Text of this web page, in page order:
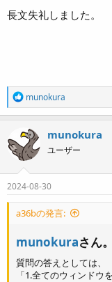
長文失礼しました。
R
e
a
c
t
i
o
n
s
munokura
munokura
ユーザー
2024-08-30
a36bの発言:
munokuraさん
質問の答えとしては、
「1.全てのウィンドウ